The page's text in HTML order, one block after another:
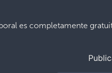
es completamente